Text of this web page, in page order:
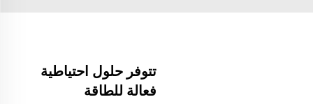
تتوفر حلول احتياطية
فعالة للطاقة